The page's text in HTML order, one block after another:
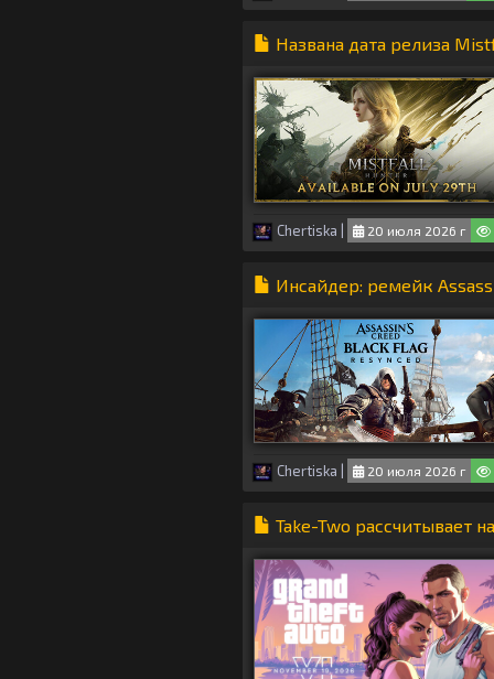
Названа дата релиза
Chertiska | 20 июля 2026 г
Инсайдер: ремейк
Chertiska 20 июля 2026 г
Take-Two рассчитывает